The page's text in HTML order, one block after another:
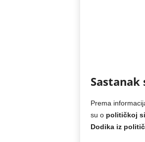
Prema
su o političkoj
Dodika iz